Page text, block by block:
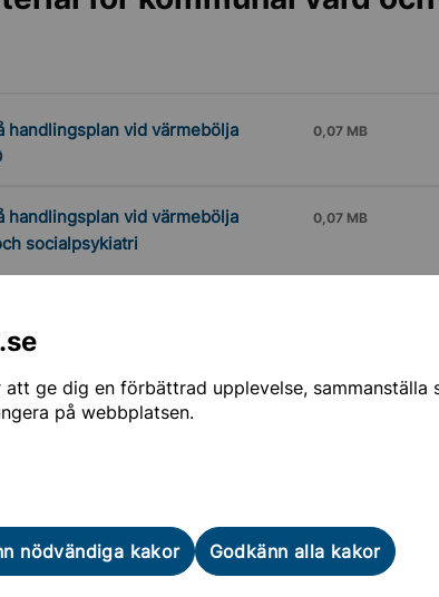
ge dig en förbättrad upplevelse,
på webbplatsen.
nödvändiga kakor Godkänn alla kakor
handlingsplan vid värmebölja
0,07 MB
handlingsplan vid värmebölja
socialpsykiatri
0,07 MB
till läkare, sjuksköterskor och annan legitimerad